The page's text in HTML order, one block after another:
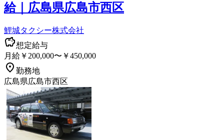
給｜広島県広島市西区
鯉城タクシー株式会社
想定給与
月給￥200,000〜￥450,000
勤務地
広島県広島市西区